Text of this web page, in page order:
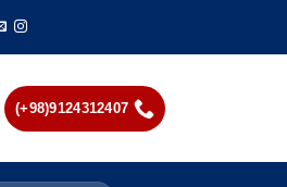
9124312407(98+)